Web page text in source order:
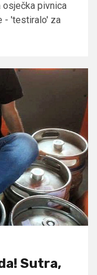
osječka pivnica
- 'testiralo' za
Sutra,